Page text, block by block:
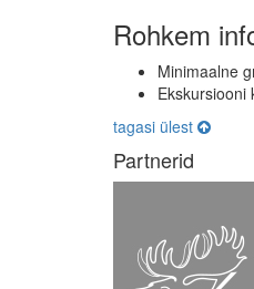
Rohkem
Minimaalne
Ekskursiooni
tagasi ülest
Partnerid